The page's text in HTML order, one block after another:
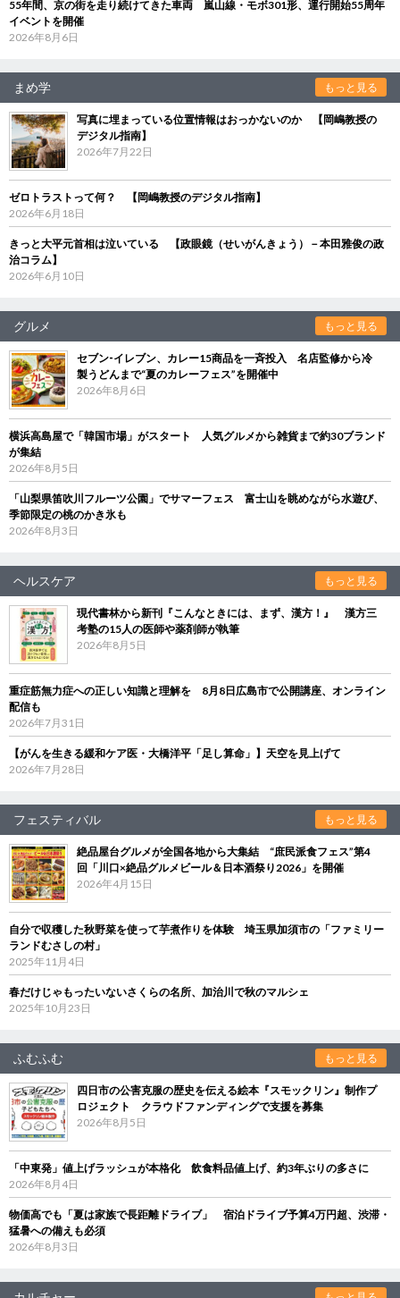
55年間、京の街を走り続けてきた車両 嵐山線・モボ301形、運行開始55周年
イベントを開催
2026年8月6日
まめ学 もっと見る
写真に埋まっている位置情報はおっかないのか 【岡嶋教授の
デジタル指南】
2026年7月22日
ゼロトラストって何？ 【岡嶋教授のデジタル指南】
2026年6月18日
きっと大平元首相は泣いている 【政眼鏡（せいがんきょう）－本田雅俊の政
治コラム】
2026年6月10日
グルメ もっと見る
セブン‐イレブン、カレー15商品を一斉投入 名店監修から冷
製うどんまで“夏のカレーフェス”を開催中
2026年8月6日
横浜高島屋で「韓国市場」がスタート 人気グルメから雑貨まで約30ブランド
が集結
2026年8月5日
「山梨県笛吹川フルーツ公園」でサマーフェス 富士山を眺めながら水遊び、
季節限定の桃のかき氷も
2026年8月3日
ヘルスケア もっと見る
現代書林から新刊『こんなときには、まず、漢方！』 漢方三
考塾の15人の医師や薬剤師が執筆
2026年8月5日
重症筋無力症への正しい知識と理解を 8月8日広島市で公開講座、オンライン
配信も
2026年7月31日
【がんを生きる緩和ケア医・大橋洋平「足し算命」】天空を見上げて
2026年7月28日
フェスティバル もっと見る
絶品屋台グルメが全国各地から大集結 “庶民派食フェス”第4
回「川口×絶品グルメビール＆日本酒祭り2026」を開催
2026年4月15日
自分で収穫した秋野菜を使って芋煮作りを体験 埼玉県加須市の「ファミリー
ランドむさしの村」
2025年11月4日
春だけじゃもったいないさくらの名所、加治川で秋のマルシェ
2025年10月23日
ふむふむ もっと見る
四日市の公害克服の歴史を伝える絵本『スモックリン』制作プ
ロジェクト クラウドファンディングで支援を募集
2026年8月5日
「中東発」値上げラッシュが本格化 飲食料品値上げ、約3年ぶりの多さに
2026年8月4日
物価高でも「夏は家族で長距離ドライブ」 宿泊ドライブ予算4万円超、渋滞・
猛暑への備えも必須
2026年8月3日